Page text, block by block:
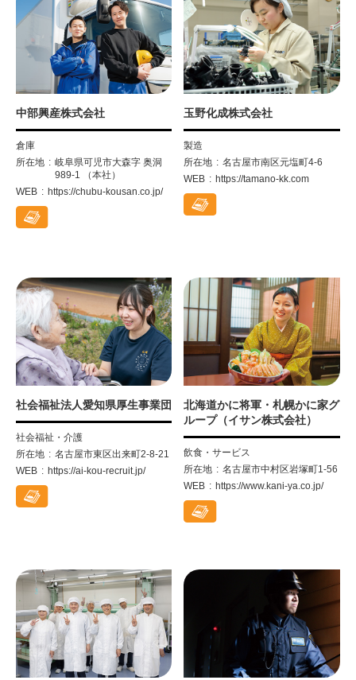
中部興産株式会社
倉庫
所在地
岐阜県可児市大森字 奥洞
989-1 （本社）
WEB
https://chubu-kousan.co.jp/
玉野化成株式会社
製造
所在地
名古屋市南区元塩町4-6
WEB
https://tamano-kk.com
社会福祉法人愛知県厚生事業団
社会福祉・介護
所在地
名古屋市東区出来町2-8-21
WEB
https://ai-kou-recruit.jp/
北海道かに将軍・札幌かに家グ
ループ（イサン株式会社）
飲食・サービス
所在地
名古屋市中村区岩塚町1-56
WEB
https://www.kani-ya.co.jp/